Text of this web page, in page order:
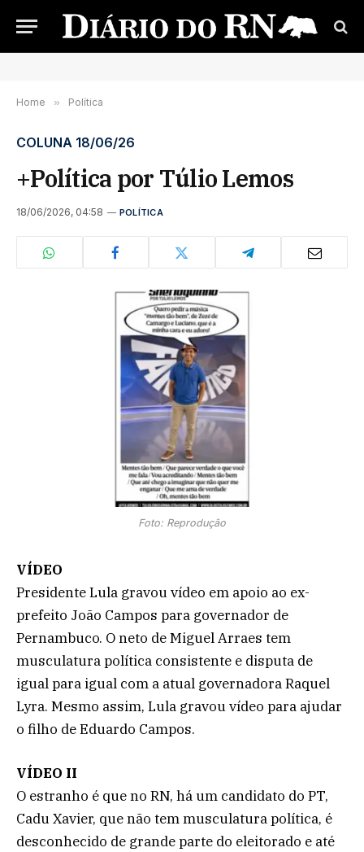
Home » Política
COLUNA 18/06/26
+Política por Túlio Lemos
18/06/2026, 04:58 POLÍTICA
Foto: Reprodução
VÍDEO
Presidente Lula gravou vídeo em apoio ao ex-
prefeito João Campos para governador de
Pernambuco. O neto de Miguel Arraes tem
musculatura política consistente e disputa de
igual para igual com a atual governadora Raquel
Lyra. Mesmo assim, Lula gravou vídeo para ajudar
o filho de Eduardo Campos.
VÍDEO II
O estranho é que no RN, há um candidato do PT,
Cadu Xavier, que não tem musculatura política, é
desconhecido de grande parte do eleitorado e até